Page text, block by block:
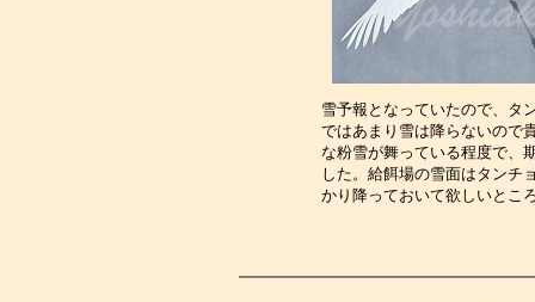
雪予報となっていたので、タ
ではあまり雪は降らないので
な粉雪が舞っている程度で、
した。給餌場の雪面はタンチ
かり降っておいて欲